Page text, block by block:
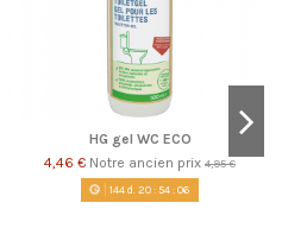
HG gel WC ECO
4,46 € Notre ancien prix 4,95 €
144d. 20:54:06